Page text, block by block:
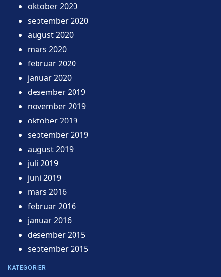
oktober 2020
september 2020
august 2020
mars 2020
februar 2020
januar 2020
desember 2019
november 2019
oktober 2019
september 2019
august 2019
juli 2019
juni 2019
mars 2016
februar 2016
januar 2016
desember 2015
september 2015
KATEGORIER